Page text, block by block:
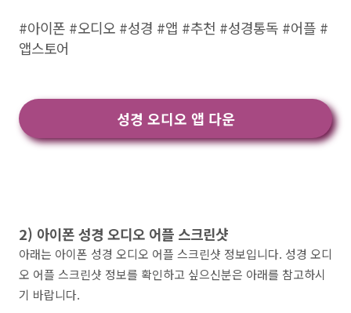
#아이폰 #오디오 #성경 #앱 #추천 #성경통독 #어플 #
앱스토어
성경 오디오 앱 다운
2) 아이폰 성경 오디오 어플 스크린샷
아래는 아이폰 성경 오디오 어플 스크린샷 정보입니다. 성경 오디
오 어플 스크린샷 정보를 확인하고 싶으신분은 아래를 참고하시
기 바랍니다.